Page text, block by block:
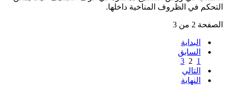
التحكم في الظروف المناخية داخلها.
الصفحة 2 من 3
البداية
السابق
1
2
3
التالي
النهاية